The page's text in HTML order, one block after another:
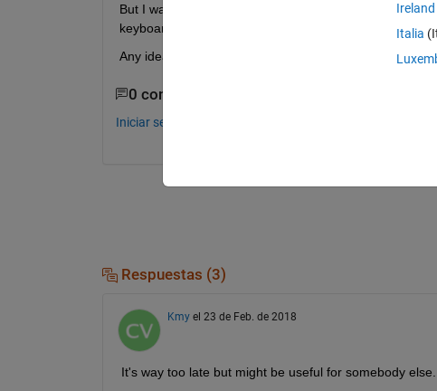
But I was wondering if there was a way to say "disable
keyboard when I'm only using 4 keys.
Any ideas will be much appreciated, you guys have
0 comentarios
Iniciar sesión para comentar.
Respuestas (3)
Kmy el 23 de Feb. de 2018
It's way too late but might be useful for somebody
Ireland
Italia